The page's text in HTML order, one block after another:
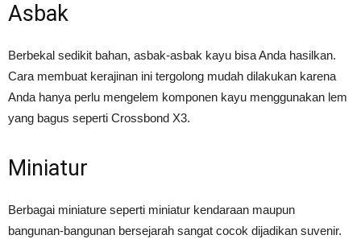
Asbak
Berbekal sedikit bahan, asbak-asbak kayu bisa Anda hasilkan.
Cara membuat kerajinan ini tergolong mudah dilakukan karena
Anda hanya perlu mengelem komponen kayu menggunakan lem
yang bagus seperti Crossbond X3.
Miniatur
Berbagai miniature seperti miniatur kendaraan maupun
bangunan-bangunan bersejarah sangat cocok dijadikan suvenir.